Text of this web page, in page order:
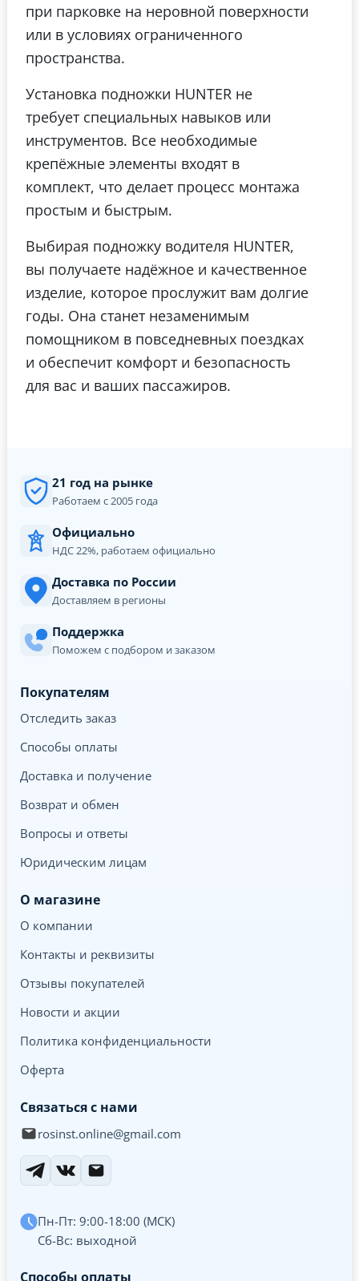
при парковке на неровной поверхности
или в условиях ограниченного
пространства.
Установка подножки HUNTER не
требует специальных навыков или
инструментов. Все необходимые
крепёжные элементы входят в
комплект, что делает процесс монтажа
простым и быстрым.
Выбирая подножку водителя HUNTER,
вы получаете надёжное и качественное
изделие, которое прослужит вам долгие
годы. Она станет незаменимым
помощником в повседневных поездках
и обеспечит комфорт и безопасность
для вас и ваших пассажиров.
21 год на рынке
Работаем с 2005 года
Официально
НДС 22%, работаем официально
Доставка по России
Доставляем в регионы
Поддержка
Поможем с подбором и заказом
Покупателям
Отследить заказ
Способы оплаты
Доставка и получение
Возврат и обмен
Вопросы и ответы
Юридическим лицам
О магазине
О компании
Контакты и реквизиты
Отзывы покупателей
Новости и акции
Политика конфиденциальности
Оферта
Связаться с нами
rosinst.online@gmail.com
Пн-Пт: 9:00-18:00 (МСК)
Сб-Вс: выходной
Способы оплаты